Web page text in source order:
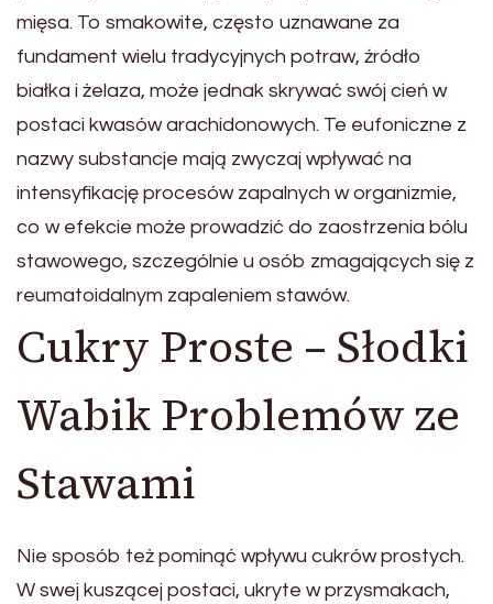
mięsa. To smakowite, często uznawane za
fundament wielu tradycyjnych potraw, źródło
białka i żelaza, może jednak skrywać swój cień w
postaci kwasów arachidonowych. Te eufoniczne z
nazwy substancje mają zwyczaj wpływać na
intensyfikację procesów zapalnych w organizmie,
co w efekcie może prowadzić do zaostrzenia bólu
stawowego, szczególnie u osób zmagających się z
reumatoidalnym zapaleniem stawów.
Cukry Proste – Słodki
Wabik Problemów ze
Stawami
Nie sposób też pominąć wpływu cukrów prostych.
W swej kuszącej postaci, ukryte w przysmakach,